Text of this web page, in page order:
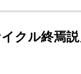
クル終焉